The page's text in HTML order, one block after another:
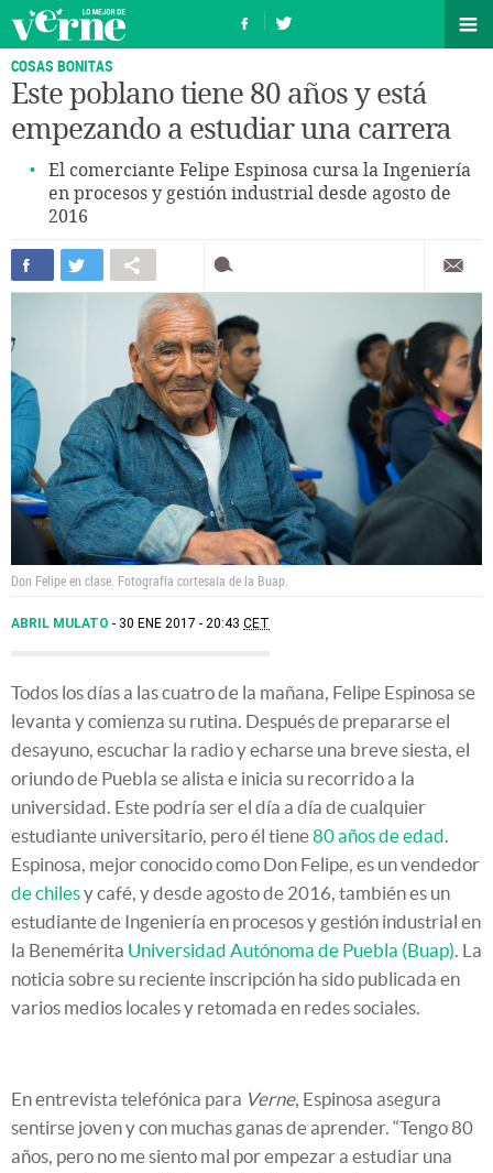
COSAS BONITAS
Este poblano tiene 80 años y está
empezando a estudiar una carrera
El comerciante Felipe Espinosa cursa la Ingeniería
en procesos y gestión industrial desde agosto de
2016
Don Felipe en clase. Fotografía cortesaía de la Buap.
ABRIL MULATO 30 ENE 2017 - 20:43 CET
Todos los días a las cuatro de la mañana, Felipe Espinosa se
levanta y comienza su rutina. Después de prepararse el
desayuno, escuchar la radio y echarse una breve siesta, el
oriundo de Puebla se alista e inicia su recorrido a la
universidad. Este podría ser el día a día de cualquier
estudiante universitario, pero él tiene80 años de edad.
Espinosa, mejor conocido como Don Felipe, es un vendedor
de chilesy café, y desde agosto de 2016, también es un
estudiante de Ingeniería en procesos y gestión industrial en
la Benemérita Universidad Autónoma de Puebla (Buap). La
noticia sobre su reciente inscripción ha sido publicada en
varios medios locales y retomada en redes sociales.
En entrevista telefónica para Verne, Espinosa asegura
sentirse joven y con muchas ganas de aprender. “Tengo 80
años, pero no me siento mal por empezar a estudiar una